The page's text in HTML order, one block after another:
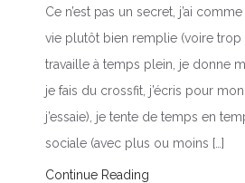
Ce n’est pas un secret, j’ai
vie plutôt bien remplie (voire trop
travaille à temps plein, je donne
je fais du crossfit, j’écris pour
j’essaie), je tente de temps en
sociale (avec plus ou moins […]
Continue Reading